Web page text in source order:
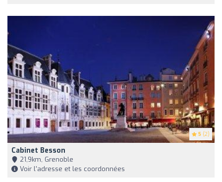
5 (2)
Cabinet Besson
21,9km, Grenoble
Voir l'adresse et les coordonnées